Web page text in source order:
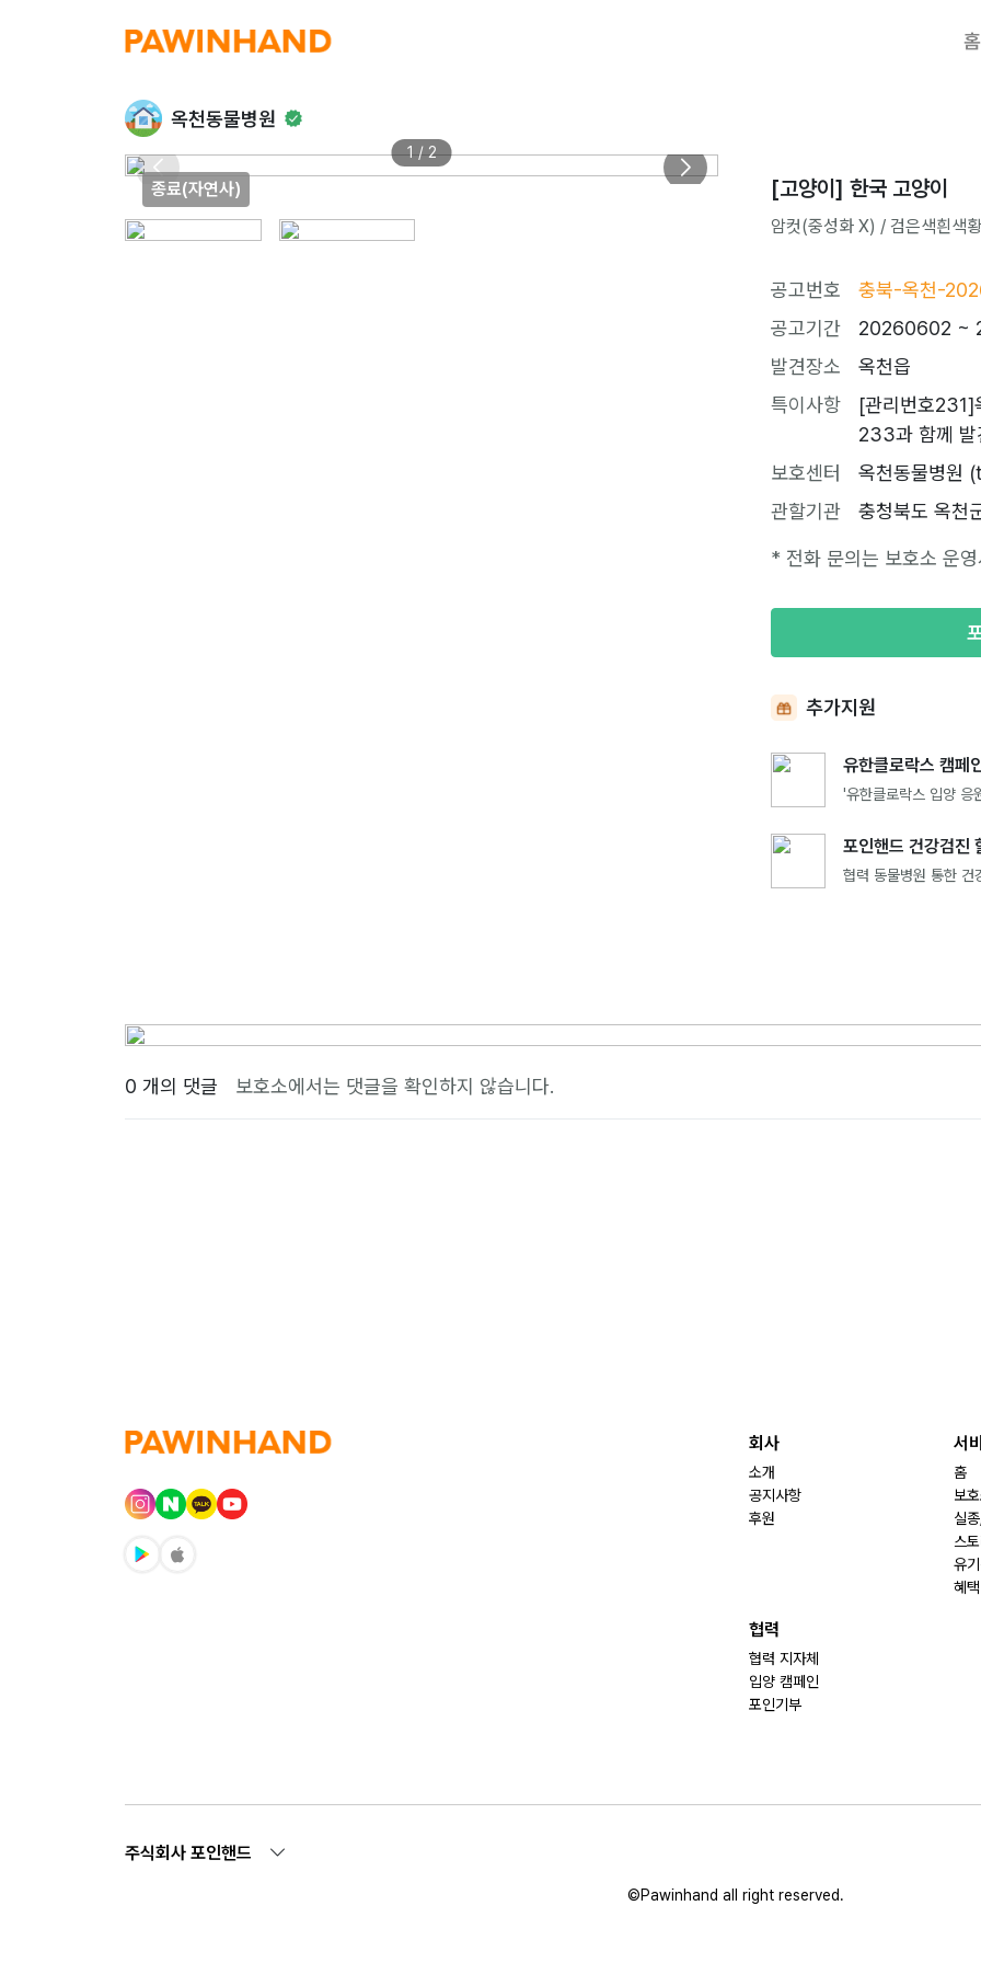
홈
옥천동물병원
종료(자연사)
1 / 2
[고양이] 한국 고양이
암컷(중성화 X) / 검은색흰
공고번호
충북-옥천-
공고기간
20260602 ~
발견장소
옥천읍
특이사항
[관리번호231]
233과 함께 발
보호센터
옥천동물병
관할기관
충청북도 옥천
* 전화 문의는 보호소 운
추가지원
유한클로락스 캠페
'유한클로락스 입양 응
포인핸드 건강검진
협력 동물병원 통한 건
0 개의 댓글 보호소에서는 댓글을 확인하지 않습니다.
회사
소개
공지사항
후원
서
홈
보
실
스토
유
혜택
협력
협력 지자체
입양 캠페인
포인기부
주식회사 포인핸드
©Pawinhand all right reserved.